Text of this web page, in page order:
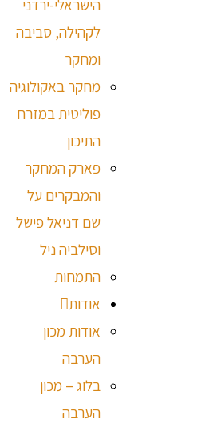
הישראלי-ירדני
לקהילה, סביבה
ומחקר
מחקר באקולוגיה
פוליטית במזרח
התיכון
פארק המחקר
והמבקרים על
שם דניאל פישל
וסילביה ניל
התמחות
אודות
אודות מכון
הערבה
בלוג – מכון
הערבה